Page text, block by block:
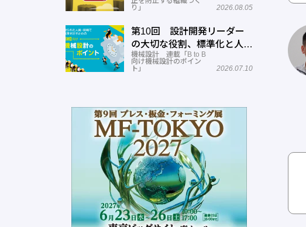
り」
2026.08.05
第10回 設計開発リーダー
の大切な役割、標準化と人材
育成
機械設計 連載「B to B
向け機械設計のポイン
ト」
2026.07.10